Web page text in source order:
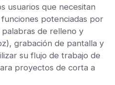
usuarios que necesitan
potenciadas por
palabras de relleno y
grabación de pantalla y
su flujo de trabajo de
proyectos de corta a